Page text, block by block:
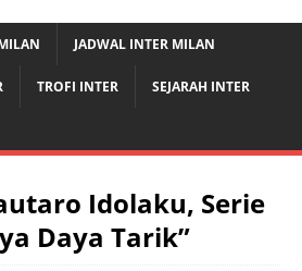
JADWAL INTER MILAN
TROFI INTER SEJARAH INTER
Idolaku, Serie
Daya Tarik”